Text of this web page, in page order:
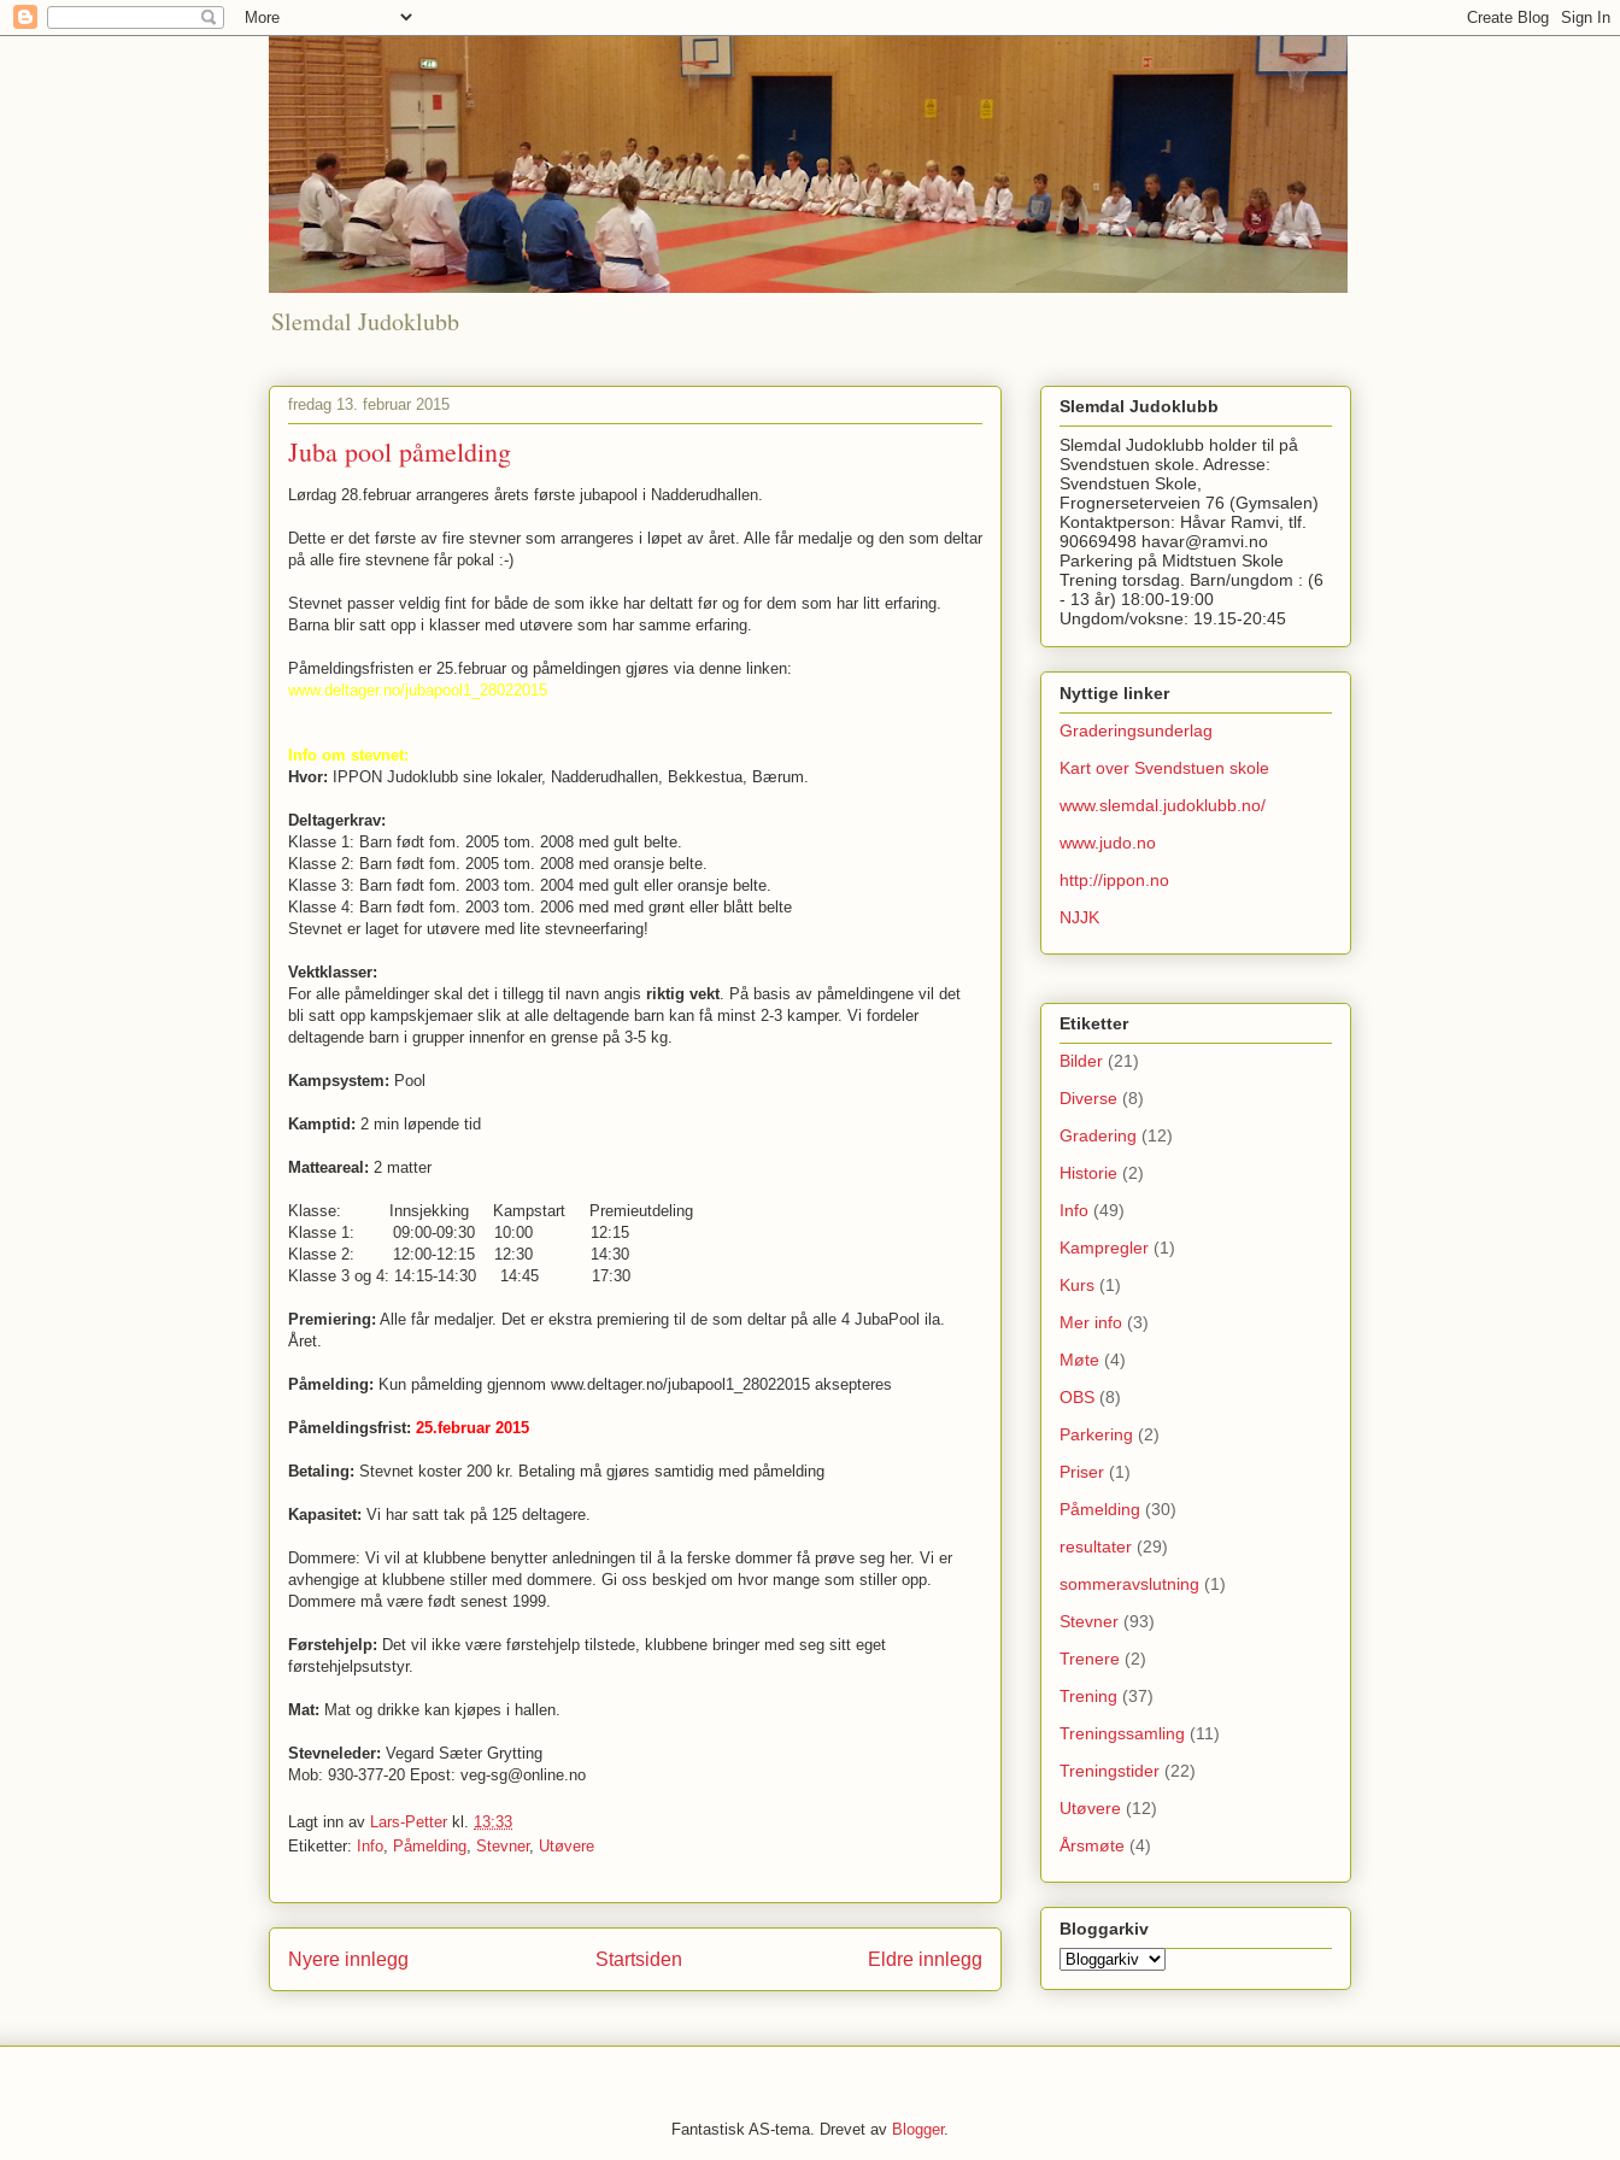
Slemdal Judoklubb
fredag 13. februar 2015
Juba pool påmelding
Lørdag 28.februar arrangeres årets første jubapool i Nadderudhallen.
Dette er det første av fire stevner som arrangeres i løpet av året. Alle får medalje og den som deltar
på alle fire stevnene får pokal :-)
Stevnet passer veldig fint for både de som ikke har deltatt før og for dem som har litt erfaring.
Barna blir satt opp i klasser med utøvere som har samme erfaring.
Påmeldingsfristen er 25.februar og påmeldingen gjøres via denne linken:
www.deltager.no/jubapool1_28022015
Info om stevnet:
Hvor: IPPON Judoklubb sine lokaler, Nadderudhallen, Bekkestua, Bærum.
Deltagerkrav:
Klasse 1: Barn født fom. 2005 tom. 2008 med gult belte.
Klasse 2: Barn født fom. 2005 tom. 2008 med oransje belte.
Klasse 3: Barn født fom. 2003 tom. 2004 med gult eller oransje belte.
Klasse 4: Barn født fom. 2003 tom. 2006 med med grønt eller blått belte
Stevnet er laget for utøvere med lite stevneerfaring!
Vektklasser:
For alle påmeldinger skal det i tillegg til navn angis riktig vekt. På basis av påmeldingene vil det
bli satt opp kampskjemaer slik at alle deltagende barn kan få minst 2-3 kamper. Vi fordeler
deltagende barn i grupper innenfor en grense på 3-5 kg.
Kampsystem: Pool
Kamptid: 2 min løpende tid
Matteareal: 2 matter
Klasse: Innsjekking Kampstart Premieutdeling
Klasse 1: 09:00-09:30 10:00 12:15
Klasse 2: 12:00-12:15 12:30 14:30
Klasse 3 og 4: 14:15-14:30 14:45 17:30
Premiering: Alle får medaljer. Det er ekstra premiering til de som deltar på alle 4 JubaPool ila.
Året.
Påmelding: Kun påmelding gjennom www.deltager.no/jubapool1_28022015 aksepteres
Påmeldingsfrist: 25.februar 2015
Betaling: Stevnet koster 200 kr. Betaling må gjøres samtidig med påmelding
Kapasitet: Vi har satt tak på 125 deltagere.
Dommere: Vi vil at klubbene benytter anledningen til å la ferske dommer få prøve seg her. Vi er
avhengige at klubbene stiller med dommere. Gi oss beskjed om hvor mange som stiller opp.
Dommere må være født senest 1999.
Førstehjelp: Det vil ikke være førstehjelp tilstede, klubbene bringer med seg sitt eget
førstehjelpsutstyr.
Mat: Mat og drikke kan kjøpes i hallen.
Stevneleder: Vegard Sæter Grytting
Mob: 930-377-20 Epost: veg-sg@online.no
Lagt inn av Lars-Petter kl. 13:33
Etiketter: Info Påmelding Stevner, Utøvere
Nyere innlegg Eldre innlegg
Startsiden
Slemdal Judoklubb
Slemdal Judoklubb holder til på
Svendstuen skole. Adresse:
Svendstuen Skole,
Frognerseterveien 76 (Gymsalen)
Kontaktperson: Håvar Ramvi, tlf.
90669498 havar@ramvi.no
Parkering på Midtstuen Skole
Trening torsdag. Barn/ungdom : (6
- 13 år) 18:00-19:00
Ungdom/voksne: 19.15-20:45
Nyttige linker
Graderingsunderlag
Kart over Svendstuen skole
www.slemdal.judoklubb.no/
www.judo.no
http://ippon.no
NJJK
Etiketter
Bilder (21)
Diverse (8)
Gradering (12)
Historie (2)
Info (49)
Kampregler (1)
Kurs (1)
Mer info (3)
Møte (4)
OBS (8)
Parkering (2)
Priser (1)
Påmelding (30)
resultater (29)
sommeravslutning (1)
Stevner (93)
Trenere (2)
Trening (37)
Treningssamling (11)
Treningstider (22)
Utøvere (12)
Årsmøte (4)
Bloggarkiv
Fantastisk AS-tema. Drevet av Blogger.